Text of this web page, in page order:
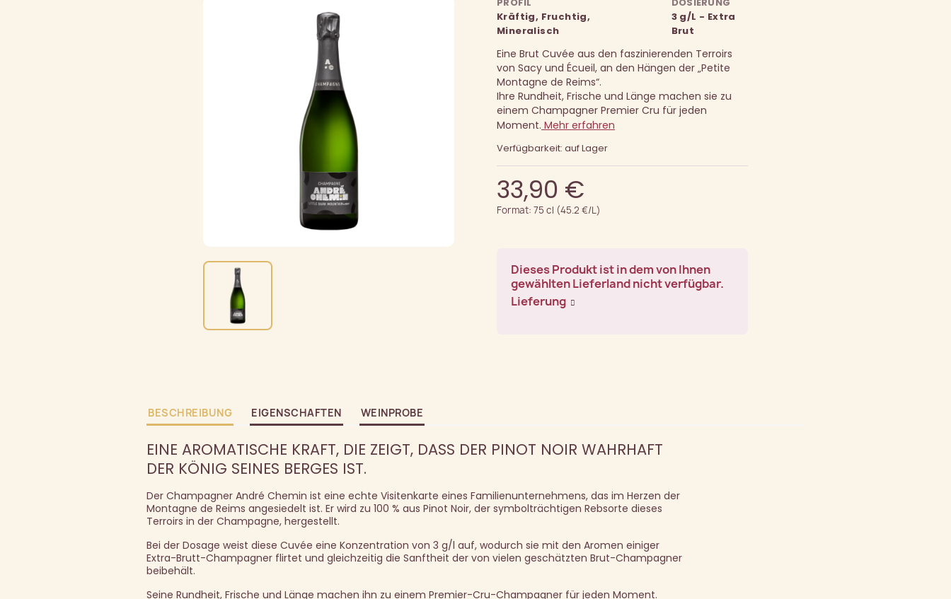
Kräftig, Fruchtig,
Mineralisch
3 g/L - Extra
Brut
Eine Brut Cuvée aus den faszinierenden Terroirs
von Sacy und Écueil, an den Hängen der „Petite
Montagne de Reims“.
Ihre Rundheit, Frische und Länge machen sie zu
einem Champagner Premier Cru für jeden
Moment. Mehr erfahren
Verfügbarkeit: auf Lager
33,90 €
Format: 75 cl (45.2 €/L)
Dieses Produkt ist in dem von Ihnen
gewählten Lieferland nicht verfügbar.
Lieferung
BESCHREIBUNG EIGENSCHAFTEN WEINPROBE
EINE AROMATISCHE KRAFT, DIE ZEIGT, DASS DER PINOT NOIR WAHRHAFT
DER KÖNIG SEINES BERGES IST.
Der Champagner André Chemin ist eine echte Visitenkarte eines Familienunternehmens, das im Herzen der
Montagne de Reims angesiedelt ist. Er wird zu 100 % aus Pinot Noir, der symbolträchtigen Rebsorte dieses
Terroirs in der Champagne, hergestellt.
Bei der Dosage weist diese Cuvée eine Konzentration von 3 g/l auf, wodurch sie mit den Aromen einiger
Extra-Brutt-Champagner flirtet und gleichzeitig die Sanftheit der von vielen geschätzten Brut-Champagner
beibehält.
Seine Rundheit, Frische und Länge machen ihn zu einem Premier-Cru-Champagner für jeden Moment.